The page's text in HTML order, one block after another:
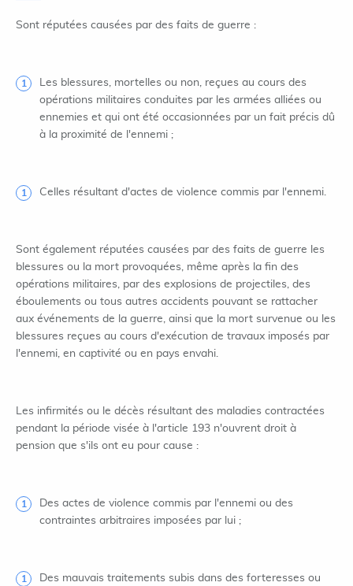
Sont réputées causées par des faits de guerre :
Les blessures, mortelles ou non, reçues au cours des
opérations militaires conduites par les armées alliées ou
ennemies et qui ont été occasionnées par un fait précis dû
à la proximité de l'ennemi ;
Celles résultant d'actes de violence commis par l'ennemi.
Sont également réputées causées par des faits de guerre les
blessures ou la mort provoquées, même après la fin des
opérations militaires, par des explosions de projectiles, des
éboulements ou tous autres accidents pouvant se rattacher
aux événements de la guerre, ainsi que la mort survenue ou les
blessures reçues au cours d'exécution de travaux imposés par
l'ennemi, en captivité ou en pays envahi.
Les infirmités ou le décès résultant des maladies contractées
pendant la période visée à l'article 193 n'ouvrent droit à
pension que s'ils ont eu pour cause :
Des actes de violence commis par l'ennemi ou des
contraintes arbitraires imposées par lui ;
Des mauvais traitements subis dans des forteresses ou